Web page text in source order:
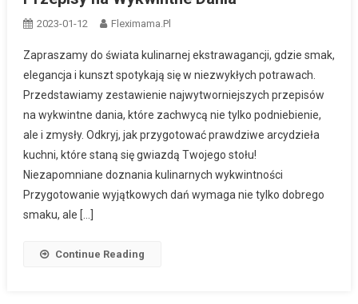
2023-01-12 Fleximama.pl
Zapraszamy do świata kulinarnej ekstrawagancji, gdzie smak,
elegancja i kunszt spotykają się w niezwykłych potrawach.
Przedstawiamy zestawienie najwytworniejszych przepisów
na wykwintne dania, które zachwycą nie tylko podniebienie,
ale i zmysły. Odkryj, jak przygotować prawdziwe arcydzieła
kuchni, które staną się gwiazdą Twojego stołu!
Niezapomniane doznania kulinarnych wykwintności
Przygotowanie wyjątkowych dań wymaga nie tylko dobrego
smaku, ale […]
Continue Reading